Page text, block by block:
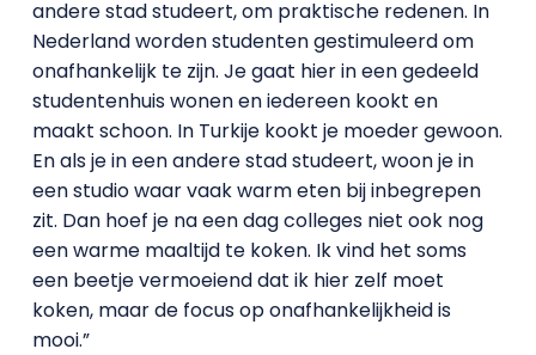
andere stad studeert, om praktische redenen. In
Nederland worden studenten gestimuleerd om
onafhankelijk te zijn. Je gaat hier in een gedeeld
studentenhuis wonen en iedereen kookt en
maakt schoon. In Turkije kookt je moeder gewoon.
En als je in een andere stad studeert, woon je in
een studio waar vaak warm eten bij inbegrepen
zit. Dan hoef je na een dag colleges niet ook nog
een warme maaltijd te koken. Ik vind het soms
een beetje vermoeiend dat ik hier zelf moet
koken, maar de focus op onafhankelijkheid is
mooi.”